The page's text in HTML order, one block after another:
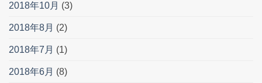
2018年10月 (3)
2018年8月 (2)
2018年7月 (1)
2018年6月 (8)